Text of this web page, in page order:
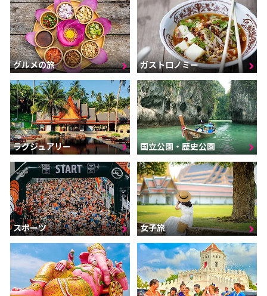
グルメの旅 ガストロノミー
ラグジュアリー 国立公園・歴史公園
スポーツ 女子旅